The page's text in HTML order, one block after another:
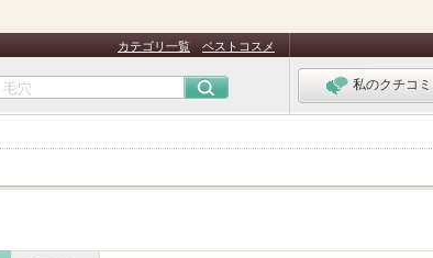
カテゴリ一覧 ベストコスメ
私のクチコミ